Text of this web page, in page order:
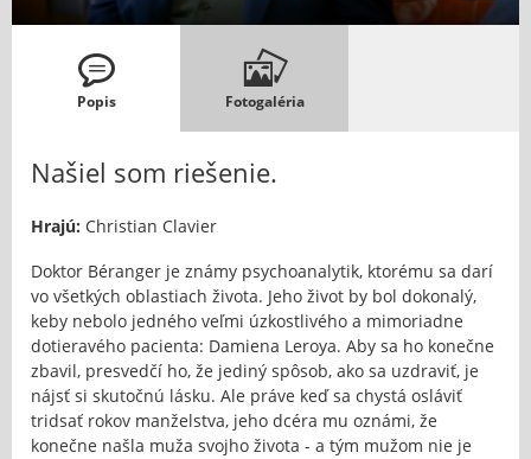
Popis Fotogaléria
Našiel som riešenie.
Hrajú: Christian Clavier
Doktor Béranger je známy psychoanalytik, ktorému sa darí
vo všetkých oblastiach života. Jeho život by bol dokonalý,
keby nebolo jedného veľmi úzkostlivého a mimoriadne
dotieravého pacienta: Damiena Leroya. Aby sa ho konečne
zbavil, presvedčí ho, že jediný spôsob, ako sa uzdraviť, je
nájsť si skutočnú lásku. Ale práve keď sa chystá osláviť
tridsať rokov manželstva, jeho dcéra mu oznámi, že
konečne našla muža svojho života - a tým mužom nie je